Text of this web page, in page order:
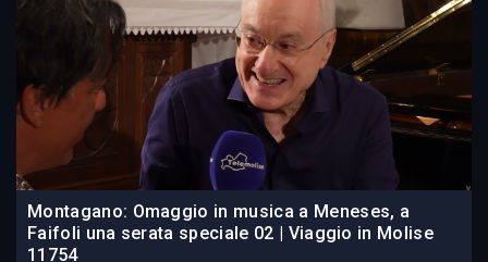
Montagano: Omaggio in musica a Meneses, a
Faifoli una serata speciale 02 | Viaggio in Molise
11754